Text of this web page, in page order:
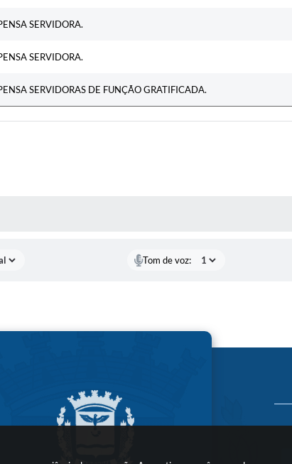
SERVIDORA.
SERVIDORA.
SERVIDORAS DE FUNÇÃO GRATIFICADA.
Tom de voz: